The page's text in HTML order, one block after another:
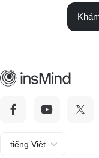
tiếng Việt